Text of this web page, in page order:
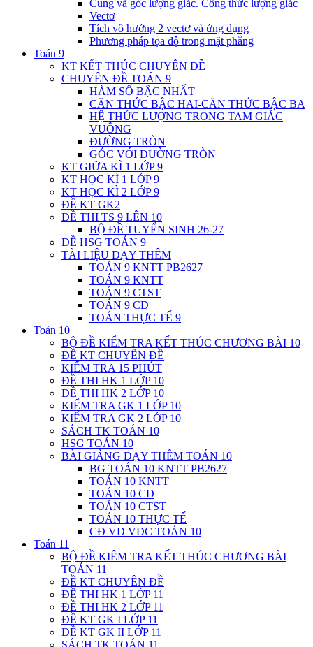
Cung và góc lượng giác. Công thức lượng giác
Vectơ
Tích vô hướng 2 vectơ và ứng dụng
Phương pháp tọa độ trong mặt phẳng
Toán 9
KT KẾT THÚC CHUYÊN ĐỀ
CHUYÊN ĐỀ TOÁN 9
HÀM SỐ BẬC NHẤT
CĂN THỨC BẬC HAI-CĂN THỨC BẬC BA
HỆ THỨC LƯỢNG TRONG TAM GIÁC
VUÔNG
ĐƯỜNG TRÒN
GÓC VỚI ĐƯỜNG TRÒN
KT GIỮA KÌ 1 LỚP 9
KT HỌC KÌ 1 LỚP 9
KT HỌC KÌ 2 LỚP 9
ĐỀ KT GK2
ĐỀ THI TS 9 LÊN 10
BỘ ĐỀ TUYỂN SINH 26-27
ĐỀ HSG TOÁN 9
TÀI LIỆU DẠY THÊM
TOÁN 9 KNTT PB2627
TOÁN 9 KNTT
TOÁN 9 CTST
TOÁN 9 CD
TOÁN THỰC TẾ 9
Toán 10
BỘ ĐỀ KIỂM TRA KẾT THÚC CHƯƠNG BÀI 10
ĐỀ KT CHUYÊN ĐỀ
KIỂM TRA 15 PHÚT
ĐỀ THI HK 1 LỚP 10
ĐỀ THI HK 2 LỚP 10
KIỂM TRA GK 1 LỚP 10
KIỂM TRA GK 2 LỚP 10
SÁCH TK TOÁN 10
HSG TOÁN 10
BÀI GIẢNG DẠY THÊM TOÁN 10
BG TOÁN 10 KNTT PB2627
TOÁN 10 KNTT
TOÁN 10 CD
TOÁN 10 CTST
TOÁN 10 THỰC TẾ
CĐ VD VDC TOÁN 10
Toán 11
BỘ ĐỀ KIÊM TRA KẾT THÚC CHƯƠNG BÀI
TOÁN 11
ĐỀ KT CHUYÊN ĐỀ
ĐỀ THI HK 1 LỚP 11
ĐỀ THI HK 2 LỚP 11
ĐỀ KT GK I LỚP 11
ĐỀ KT GK II LỚP 11
SÁCH TK TOÁN 11